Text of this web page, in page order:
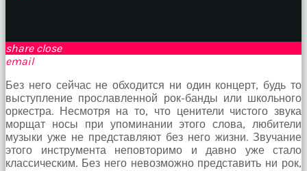
bunu
tekrar
için
sözleşiyorlar
altyazılı
porno
Arkadaşımın
evine
takılmaya
share close
email
Без него сейчас не обходится ни один концерт, будь то
выступление прославленной рок-банды или школьного
оркестра. Несмотря на то, что ценители чистого звука
морщат носы при упоминании этого слова, любители
музыки уже не представляют без него жизни. Звучание
этого инструмента неповторимо и давно уже стало
классическим. Без него невозможно представить ни рок,